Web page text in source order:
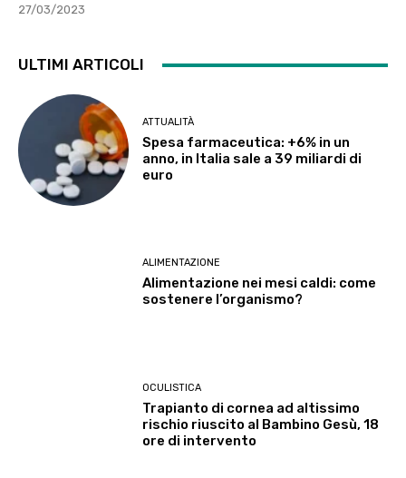
27/03/2023
ULTIMI ARTICOLI
ATTUALITÀ
Spesa farmaceutica: +6% in un
anno, in Italia sale a 39 miliardi di
euro
ALIMENTAZIONE
Alimentazione nei mesi caldi: come
sostenere l’organismo?
OCULISTICA
Trapianto di cornea ad altissimo
rischio riuscito al Bambino Gesù, 18
ore di intervento